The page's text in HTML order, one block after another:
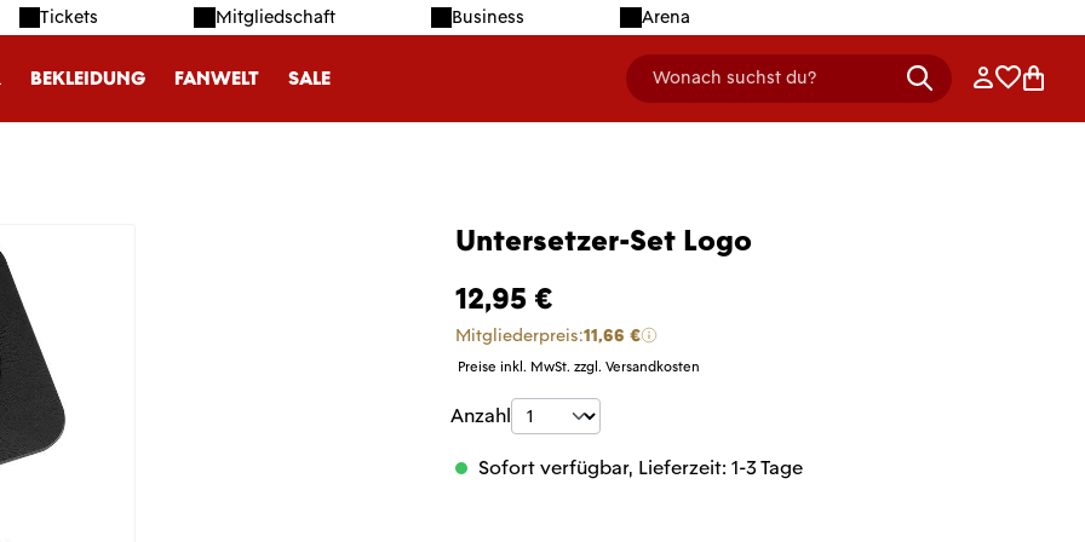
Tickets Mitgliedschaft Business Arena
BEKLEIDUNG FANWELT SALE Wonach suchst du?
header.searchDescription Anmelden
Untersetzer-Set Logo
12,95 €
Mitgliederpreis:11,66 €
Preise inkl. MwSt. zzgl. Versandkosten
Produkt Anzahl: Gib den gewünschten Wert
Anzahl
Sofort verfügbar, Lieferzeit: 1-3 Tage